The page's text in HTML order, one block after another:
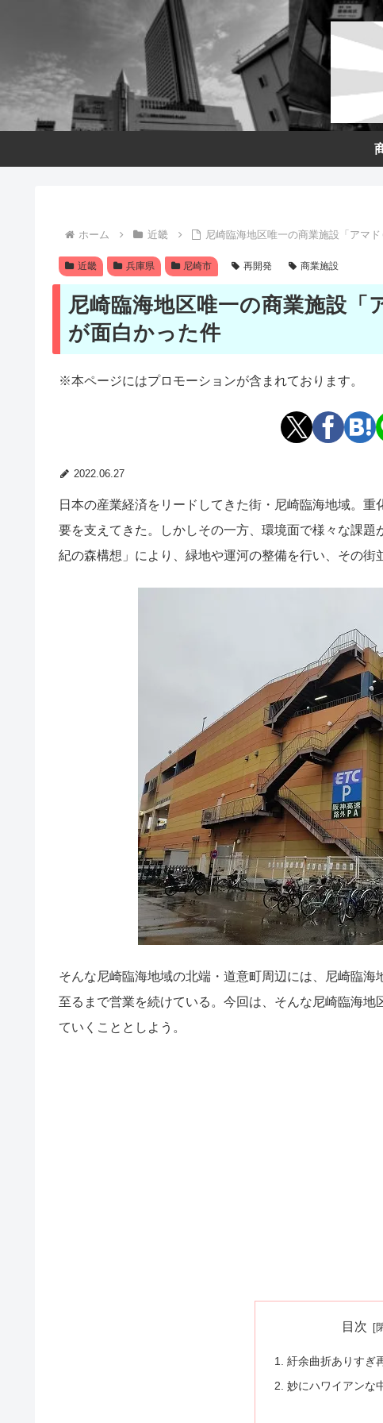
ホーム 近畿 尼崎臨海地区唯一の商業施設「アマ
近畿 兵庫県 尼崎市 再開発 商業施設
尼崎臨海地区唯一の商業施設「
が面白かった件
※本ページにはプロモーションが含まれております。
2022.06.27
日本の産業経済をリードしてきた街・尼崎臨海地域。
要を支えてきた。しかしその一方、環境面で様々な課
紀の森構想」により、緑地や運河の整備を行い、その街
そんな尼崎臨海地域の北端・道意町周辺には、尼崎臨
至るまで営業を続けている。今回は、そんな尼崎臨海地
ていくこととしよう。
目次
紆余曲折ありすぎ
妙にハワイアンな